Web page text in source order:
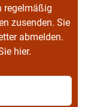
regelmäßig
zusenden. Sie
abmelden.
hier.